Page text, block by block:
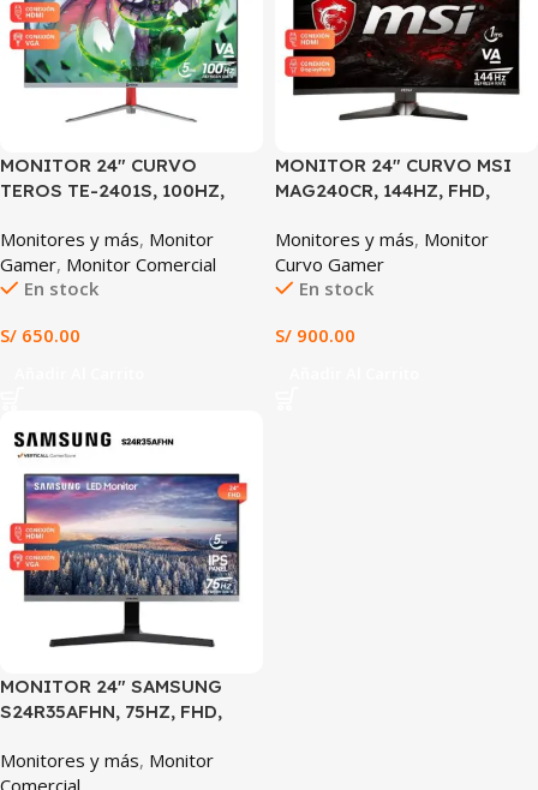
MONITOR 24″ CURVO
TEROS TE-2401S, 100HZ,
Monitores y más, Monitor
Gamer, Monitor Comercial
En stock
S/ 650.00
MONITOR 24″ CURVO MSI
MAG240CR, 144HZ, FHD,
Monitores y más, Monitor
Curvo Gamer
En stock
S/ 900.00
MONITOR 24″ SAMSUNG
S24R35AFHN, 75HZ, FHD,
Monitores y más, Monitor
Comercial